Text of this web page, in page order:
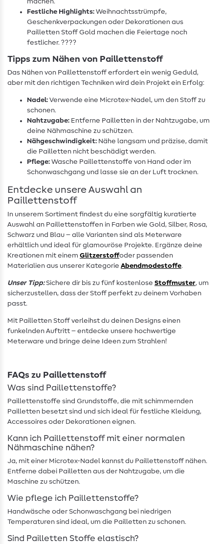
machen.
Festliche Highlights: Weihnachtsstrümpfe,
Geschenkverpackungen oder Dekorationen aus
Pailletten Stoff Gold machen die Feiertage noch
festlicher. ????
Tipps zum Nähen von Paillettenstoff
Das Nähen von Paillettenstoff erfordert ein wenig Geduld,
aber mit den richtigen Techniken wird dein Projekt ein Erfolg:
Nadel: Verwende eine Microtex-Nadel, um den Stoff zu
schonen.
Nahtzugabe: Entferne Pailletten in der Nahtzugabe, um
deine Nähmaschine zu schützen.
Nähgeschwindigkeit: Nähe langsam und präzise, damit
die Pailletten nicht beschädigt werden.
Pflege: Wasche Paillettenstoffe von Hand oder im
Schonwaschgang und lasse sie an der Luft trocknen.
Entdecke unsere Auswahl an
Paillettenstoff
In unserem Sortiment findest du eine sorgfältig kuratierte
Auswahl an Paillettenstoffen in Farben wie Gold, Silber, Rosa,
Schwarz und Blau – alle Varianten sind als Meterware
erhältlich und ideal für glamouröse Projekte. Ergänze deine
Kreationen mit einem Glitzerstoffoder passenden
Materialien aus unserer Kategorie Abendmodestoffe.
Unser Tipp:Sichere dir bis zu fünf kostenlose Stoffmuster, um
sicherzustellen, dass der Stoff perfekt zu deinem Vorhaben
passt.
Mit Pailletten Stoff verleihst du deinen Designs einen
funkelnden Auftritt – entdecke unsere hochwertige
Meterware und bringe deine Ideen zum Strahlen!
FAQs zu Paillettenstoff
Was sind Paillettenstoffe?
Paillettenstoffe sind Grundstoffe, die mit schimmernden
Pailletten besetzt sind und sich ideal für festliche Kleidung,
Accessoires oder Dekorationen eignen.
Kann ich Paillettenstoff mit einer normalen
Nähmaschine nähen?
Ja, mit einer Microtex-Nadel kannst du Paillettenstoff nähen.
Entferne dabei Pailletten aus der Nahtzugabe, um die
Maschine zu schützen.
Wie pflege ich Paillettenstoffe?
Handwäsche oder Schonwaschgang bei niedrigen
Temperaturen sind ideal, um die Pailletten zu schonen.
Sind Pailletten Stoffe elastisch?